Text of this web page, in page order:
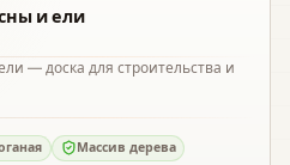
и ели
— доска для строительства и
Массив дерева